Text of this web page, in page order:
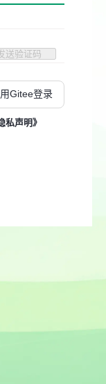
送验证码
Gitee登录
私声明》